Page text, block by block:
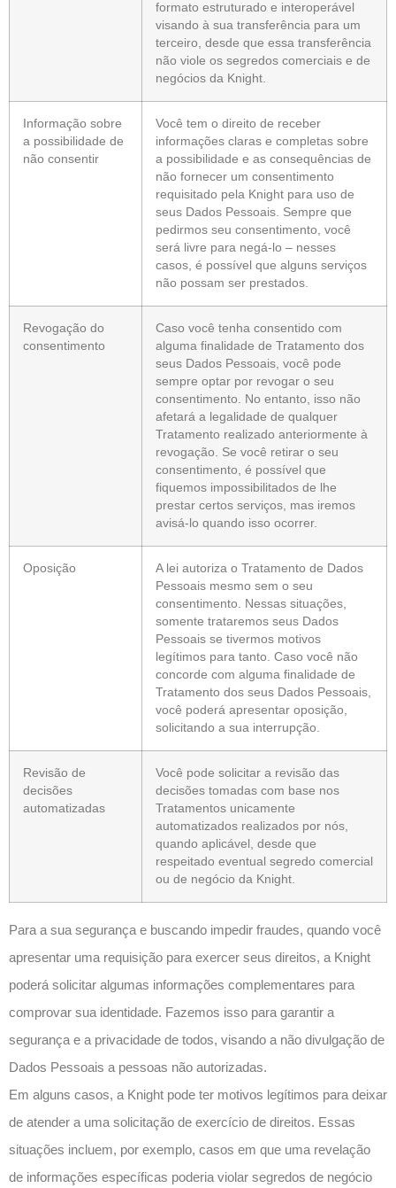
formato estruturado e interoperável
visando à sua transferência para um
terceiro, desde que essa transferência
não viole os segredos comerciais e de
negócios da Knight.
Informação sobre
a possibilidade de
não consentir
Você tem o direito de receber
informações claras e completas sobre
a possibilidade e as consequências de
não fornecer um consentimento
requisitado pela Knight para uso de
seus Dados Pessoais. Sempre que
pedirmos seu consentimento, você
será livre para negá-lo – nesses
casos, é possível que alguns serviços
não possam ser prestados.
Revogação do
consentimento
Caso você tenha consentido com
alguma finalidade de Tratamento dos
seus Dados Pessoais, você pode
sempre optar por revogar o seu
consentimento. No entanto, isso não
afetará a legalidade de qualquer
Tratamento realizado anteriormente à
revogação. Se você retirar o seu
consentimento, é possível que
fiquemos impossibilitados de lhe
prestar certos serviços, mas iremos
avisá-lo quando isso ocorrer.
Oposição
A lei autoriza o Tratamento de Dados
Pessoais mesmo sem o seu
consentimento. Nessas situações,
somente trataremos seus Dados
Pessoais se tivermos motivos
legítimos para tanto. Caso você não
concorde com alguma finalidade de
Tratamento dos seus Dados Pessoais,
você poderá apresentar oposição,
solicitando a sua interrupção.
Revisão de
decisões
automatizadas
Você pode solicitar a revisão das
decisões tomadas com base nos
Tratamentos unicamente
automatizados realizados por nós,
quando aplicável, desde que
respeitado eventual segredo comercial
ou de negócio da Knight.
Para a sua segurança e buscando impedir fraudes, quando você
apresentar uma requisição para exercer seus direitos, a Knight
poderá solicitar algumas informações complementares para
comprovar sua identidade. Fazemos isso para garantir a
segurança e a privacidade de todos, visando a não divulgação de
Dados Pessoais a pessoas não autorizadas.
Em alguns casos, a Knight pode ter motivos legítimos para deixar
de atender a uma solicitação de exercício de direitos. Essas
situações incluem, por exemplo, casos em que uma revelação
de informações específicas poderia violar segredos de negócio